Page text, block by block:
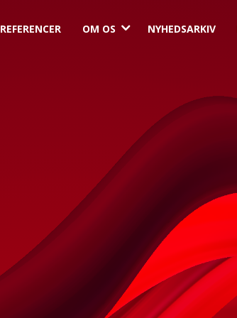
REFERENCER OM OS 3 NYHEDSARKIV